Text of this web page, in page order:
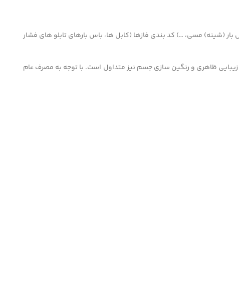
(عایق کاری سرسیم، کابلشو، باس بار (شینه) مسی، …) کد بندی فازها (کابل ها، باس بارهای تابلو های فشار
ظاهری و رنگین سازی جسم نیز متداول است. با توجه به مصرف عام